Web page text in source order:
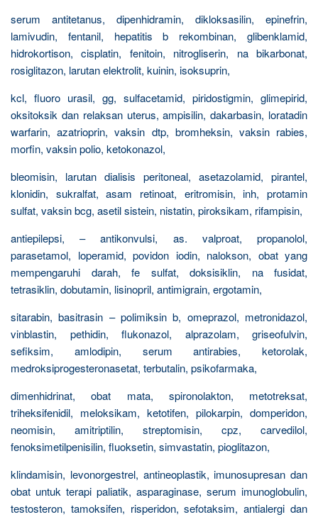
serum antitetanus, dipenhidramin, dikloksasilin, epinefrin,
lamivudin, fentanil, hepatitis b rekombinan, glibenklamid,
hidrokortison, cisplatin, fenitoin, nitrogliserin, na bikarbonat,
rosiglitazon, larutan elektrolit, kuinin, isoksuprin,
kcl, fluoro urasil, gg, sulfacetamid, piridostigmin, glimepirid,
oksitoksik dan relaksan uterus, ampisilin, dakarbasin, loratadin
warfarin, azatrioprin, vaksin dtp, bromheksin, vaksin rabies,
morfin, vaksin polio, ketokonazol,
bleomisin, larutan dialisis peritoneal, asetazolamid, pirantel,
klonidin, sukralfat, asam retinoat, eritromisin, inh, protamin
sulfat, vaksin bcg, asetil sistein, nistatin, piroksikam, rifampisin,
antiepilepsi, – antikonvulsi, as. valproat, propanolol,
parasetamol, loperamid, povidon iodin, nalokson, obat yang
mempengaruhi darah, fe sulfat, doksisiklin, na fusidat,
tetrasiklin, dobutamin, lisinopril, antimigrain, ergotamin,
sitarabin, basitrasin – polimiksin b, omeprazol, metronidazol,
vinblastin, pethidin, flukonazol, alprazolam, griseofulvin,
sefiksim, amlodipin, serum antirabies, ketorolak,
medroksiprogesteronasetat, terbutalin, psikofarmaka,
dimenhidrinat, obat mata, spironolakton, metotreksat,
triheksifenidil, meloksikam, ketotifen, pilokarpin, domperidon,
neomisin, amitriptilin, streptomisin, cpz, carvedilol,
fenoksimetilpenisilin, fluoksetin, simvastatin, pioglitazon,
klindamisin, levonorgestrel, antineoplastik, imunosupresan dan
obat untuk terapi paliatik, asparaginase, serum imunoglobulin,
testosteron, tamoksifen, risperidon, sefotaksim, antialergi dan